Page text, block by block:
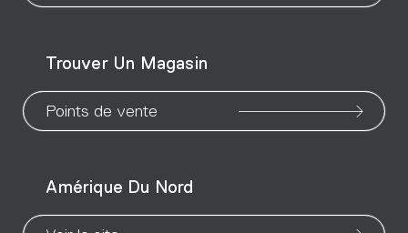
pagepagepagepagepagepage
Trouver Un Magasin
Points de vente
Amérique Du Nord